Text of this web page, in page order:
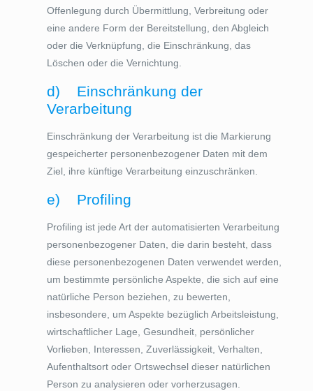
Offenlegung durch Übermittlung, Verbreitung oder
eine andere Form der Bereitstellung, den Abgleich
oder die Verknüpfung, die Einschränkung, das
Löschen oder die Vernichtung.
d) Einschränkung der
Verarbeitung
Einschränkung der Verarbeitung ist die Markierung
gespeicherter personenbezogener Daten mit dem
Ziel, ihre künftige Verarbeitung einzuschränken.
e) Profiling
Profiling ist jede Art der automatisierten Verarbeitung
personenbezogener Daten, die darin besteht, dass
diese personenbezogenen Daten verwendet werden,
um bestimmte persönliche Aspekte, die sich auf eine
natürliche Person beziehen, zu bewerten,
insbesondere, um Aspekte bezüglich Arbeitsleistung,
wirtschaftlicher Lage, Gesundheit, persönlicher
Vorlieben, Interessen, Zuverlässigkeit, Verhalten,
Aufenthaltsort oder Ortswechsel dieser natürlichen
Person zu analysieren oder vorherzusagen.